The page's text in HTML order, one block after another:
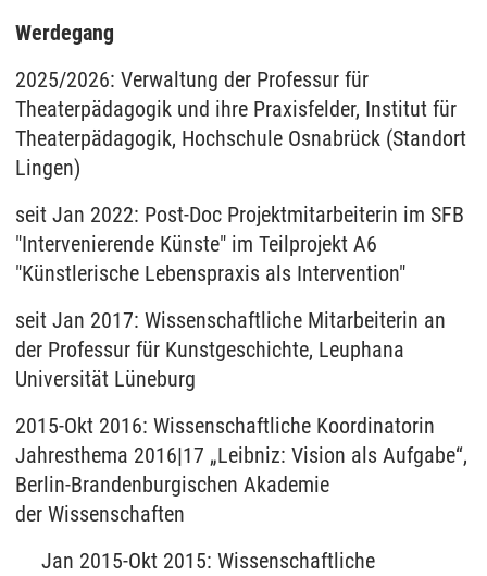
Werdegang
2025/2026: Verwaltung der Professur für
Theaterpädagogik und ihre Praxisfelder, Institut für
Theaterpädagogik, Hochschule Osnabrück (Standort
Lingen)
seit Jan 2022: Post-Doc Projektmitarbeiterin im SFB
"Intervenierende Künste" im Teilprojekt A6
"Künstlerische Lebenspraxis als Intervention"
seit Jan 2017: Wissenschaftliche Mitarbeiterin an
der Professur für Kunstgeschichte, Leuphana
Universität Lüneburg
2015-Okt 2016: Wissenschaftliche Koordinatorin
Jahresthema 2016|17 „Leibniz: Vision als Aufgabe“,
Berlin-Brandenburgischen Akademie
der Wissenschaften
Jan 2015-Okt 2015: Wissenschaftliche